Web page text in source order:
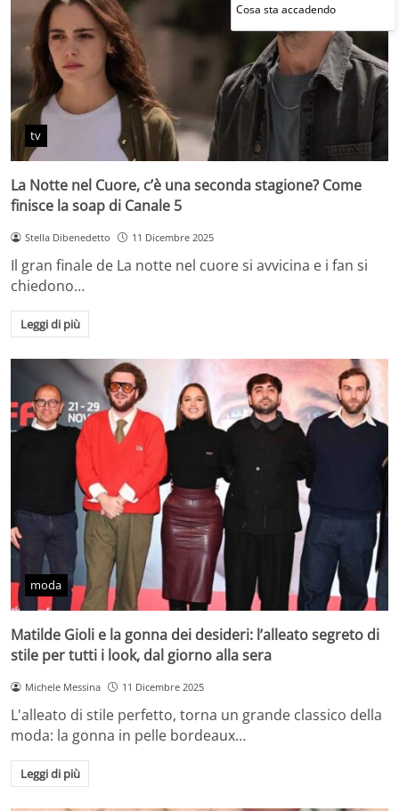
tv
La Notte nel Cuore, c’è una seconda stagione? Come
finisce la soap di Canale 5
Stella Dibenedetto 11 Dicembre 2025
Il gran finale de La notte nel cuore si avvicina e i fan si
chiedono…
Leggi di più
moda
Matilde Gioli e la gonna dei desideri: l’alleato segreto di
stile per tutti i look, dal giorno alla sera
Michele Messina 11 Dicembre 2025
L'alleato di stile perfetto, torna un grande classico della
moda: la gonna in pelle bordeaux…
Leggi di più
Cosa sta accadendo